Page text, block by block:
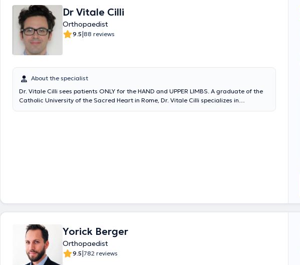
Dr Vitale Cilli
Orthopaedist
9.5|88 reviews
About the specialist
Dr. Vitale Cilli sees patients ONLY for the HAND and UPPER LIMBS. A graduate of the
Catholic University of the Sacred Heart in Rome, Dr. Vitale Cilli specializes in
Yorick Berger
Orthopaedist
9.5|782 reviews